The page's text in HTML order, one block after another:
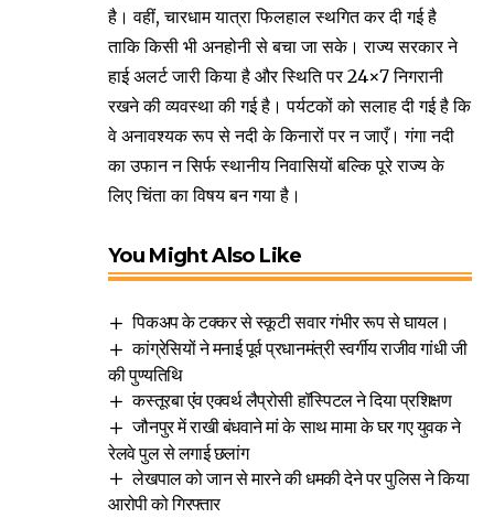
है। वहीं, चारधाम यात्रा फिलहाल स्थगित कर दी गई है
ताकि किसी भी अनहोनी से बचा जा सके। राज्य सरकार ने
हाई अलर्ट जारी किया है और स्थिति पर 24×7 निगरानी
रखने की व्यवस्था की गई है। पर्यटकों को सलाह दी गई है कि
वे अनावश्यक रूप से नदी के किनारों पर न जाएँ। गंगा नदी
का उफान न सिर्फ स्थानीय निवासियों बल्कि पूरे राज्य के
लिए चिंता का विषय बन गया है।
You Might Also Like
पिकअप के टक्कर से स्कूटी सवार गंभीर रूप से घायल।
कांग्रेसियों ने मनाई पूर्व प्रधानमंत्री स्वर्गीय राजीव गांधी जी
की पुण्यतिथि
कस्तूरबा एंंव एक्वर्थ लैप्रोसी हॉस्पिटल ने दिया प्रशिक्षण
जौनपुर में राखी बंधवाने मां के साथ मामा के घर गए युवक ने
रेलवे पुल से लगाई छलांग
लेखपाल को जान से मारने की धमकी देने पर पुलिस ने किया
आरोपी को गिरफ्तार